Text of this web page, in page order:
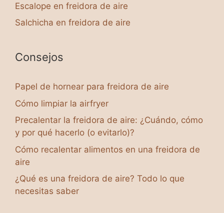
Escalope en freidora de aire
Salchicha en freidora de aire
Consejos
Papel de hornear para freidora de aire
Cómo limpiar la airfryer
Precalentar la freidora de aire: ¿Cuándo, cómo
y por qué hacerlo (o evitarlo)?
Cómo recalentar alimentos en una freidora de
aire
¿Qué es una freidora de aire? Todo lo que
necesitas saber